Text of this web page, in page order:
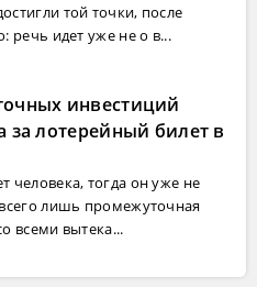
той точки, после
речь идет уже не о в...
инвестиций
лотерейный билет в
человека, тогда он уже не
лишь промежуточная
всеми вытека...